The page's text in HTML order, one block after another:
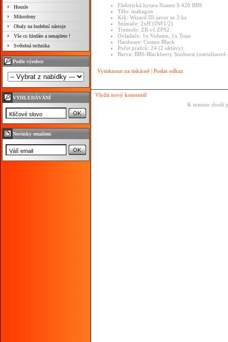
Housle
Mikrofony
Obaly na hudební nástoje
Vše co hledáte a nenajdete !
Světelná technika
Podle výrobce
VYHLEDÁVÁNÍ
Novinky emailem
Elektrická kytara Ibanez S 420 BBS
Tělo: mahagon
Krk: Wizard III-javor ze 3 ks
Snímače: 2xH (INF1/2)
Tremolo: ZR vč.ZPS2
Ovladače: 1x Volume, 1x Tone
Hardware: Cosmo Black
Počet pražců: 24 (2 oktávy)
Barva: BBS-Blackberry Sunburst (ostružinově
Vytisknout na tiskárně | Poslat odkaz
Vložit nový komentář
K tomuto zboží